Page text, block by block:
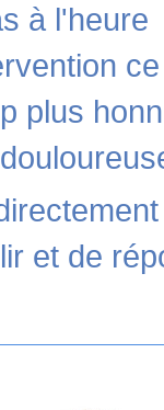
à l'heure
plus
et de